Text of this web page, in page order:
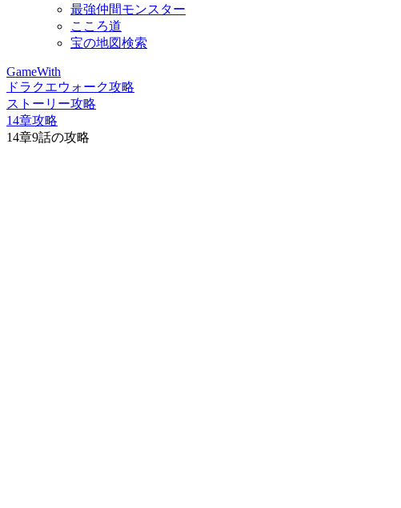
最強仲間モンスター
こころ道
宝の地図検索
GameWith
ドラクエウォーク攻略
ストーリー攻略
14章攻略
14章9話の攻略